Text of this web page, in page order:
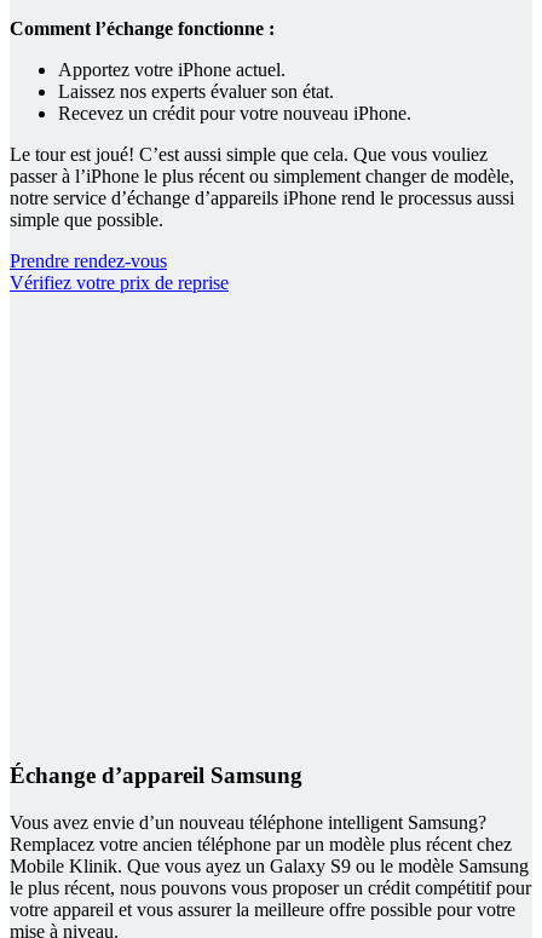
Comment l’échange fonctionne :
Apportez votre iPhone actuel.
Laissez nos experts évaluer son état.
Recevez un crédit pour votre nouveau iPhone.
Le tour est joué! C’est aussi simple que cela. Que vous vouliez
passer à l’iPhone le plus récent ou simplement changer de modèle,
notre service d’échange d’appareils iPhone rend le processus aussi
simple que possible.
Prendre rendez-vous
Vérifiez votre prix de reprise
Échange d’appareil Samsung
Vous avez envie d’un nouveau téléphone intelligent Samsung?
Remplacez votre ancien téléphone par un modèle plus récent chez
Mobile Klinik. Que vous ayez un Galaxy S9 ou le modèle Samsung
le plus récent, nous pouvons vous proposer un crédit compétitif pour
votre appareil et vous assurer la meilleure offre possible pour votre
mise à niveau.